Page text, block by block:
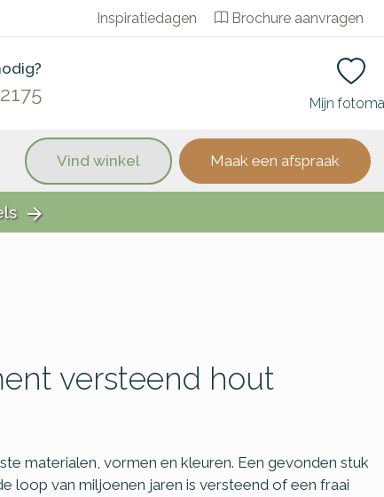
Inspiratiedagen Brochure aanvragen
Mijn
Vind winkel Maak een afspraak
arrow_forward
versteend hout
materialen, vormen en kleuren. Een gevonden stuk
loop van miljoenen jaren is versteend of een fraai